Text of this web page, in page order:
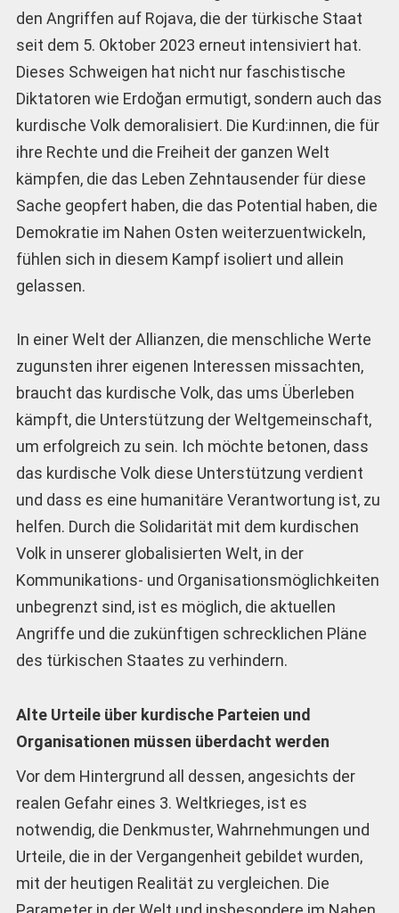
den Angriffen auf Rojava, die der türkische Staat
seit dem 5. Oktober 2023 erneut intensiviert hat.
Dieses Schweigen hat nicht nur faschistische
Diktatoren wie Erdoğan ermutigt, sondern auch das
kurdische Volk demoralisiert. Die Kurd:innen, die für
ihre Rechte und die Freiheit der ganzen Welt
kämpfen, die das Leben Zehntausender für diese
Sache geopfert haben, die das Potential haben, die
Demokratie im Nahen Osten weiterzuentwickeln,
fühlen sich in diesem Kampf isoliert und allein
gelassen.
In einer Welt der Allianzen, die menschliche Werte
zugunsten ihrer eigenen Interessen missachten,
braucht das kurdische Volk, das ums Überleben
kämpft, die Unterstützung der Weltgemeinschaft,
um erfolgreich zu sein. Ich möchte betonen, dass
das kurdische Volk diese Unterstützung verdient
und dass es eine humanitäre Verantwortung ist, zu
helfen. Durch die Solidarität mit dem kurdischen
Volk in unserer globalisierten Welt, in der
Kommunikations- und Organisationsmöglichkeiten
unbegrenzt sind, ist es möglich, die aktuellen
Angriffe und die zukünftigen schrecklichen Pläne
des türkischen Staates zu verhindern.
Alte Urteile über kurdische Parteien und
Organisationen müssen überdacht werden
Vor dem Hintergrund all dessen, angesichts der
realen Gefahr eines 3. Weltkrieges, ist es
notwendig, die Denkmuster, Wahrnehmungen und
Urteile, die in der Vergangenheit gebildet wurden,
mit der heutigen Realität zu vergleichen. Die